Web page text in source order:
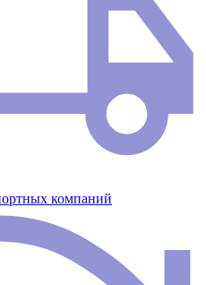
компаний